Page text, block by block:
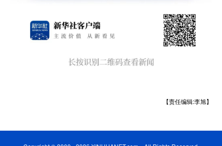
【责任编辑:李旭】